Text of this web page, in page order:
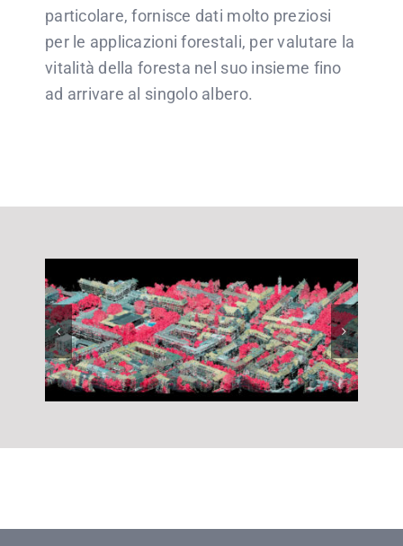
particolare, fornisce dati molto preziosi
per le applicazioni forestali, per valutare la
vitalità della foresta nel suo insieme fino
ad arrivare al singolo albero.